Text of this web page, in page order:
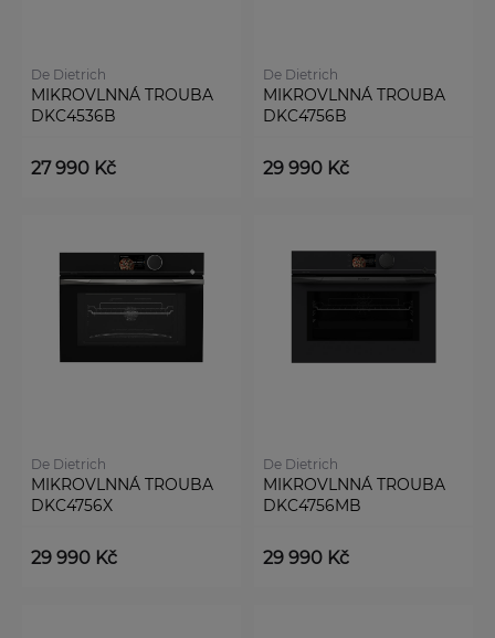
De Dietrich
MIKROVLNNÁ TROUBA
DKC4536B
27 990 Kč
De Dietrich
MIKROVLNNÁ TROUBA
DKC4756B
29 990 Kč
De Dietrich
MIKROVLNNÁ TROUBA
DKC4756X
29 990 Kč
De Dietrich
MIKROVLNNÁ TROUBA
DKC4756MB
29 990 Kč